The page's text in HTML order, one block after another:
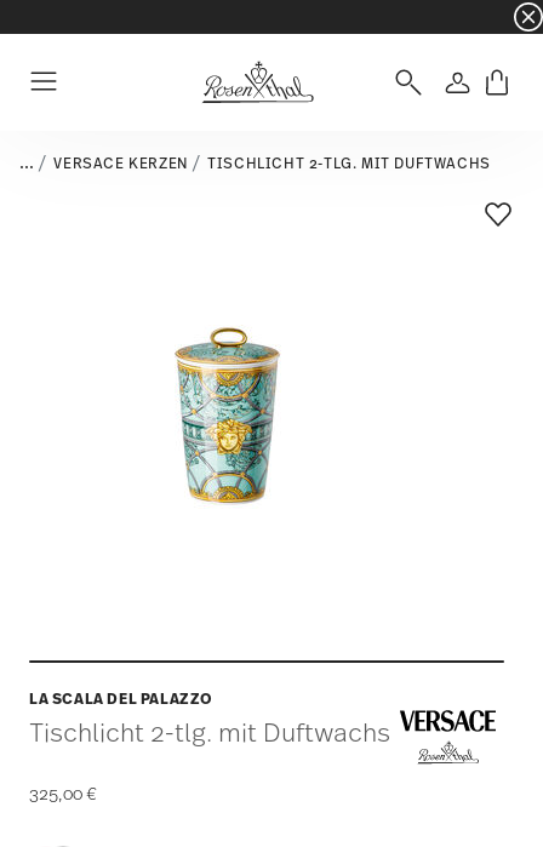
☀️ Summer SALE auf ausgewählte Artikel
... VERSACE KERZEN TISCHLICHT 2-TLG. MIT DUFTWACHS
LA SCALA DEL PALAZZO
Tischlicht 2-tlg. mit Duftwachs
325,00 €
Add